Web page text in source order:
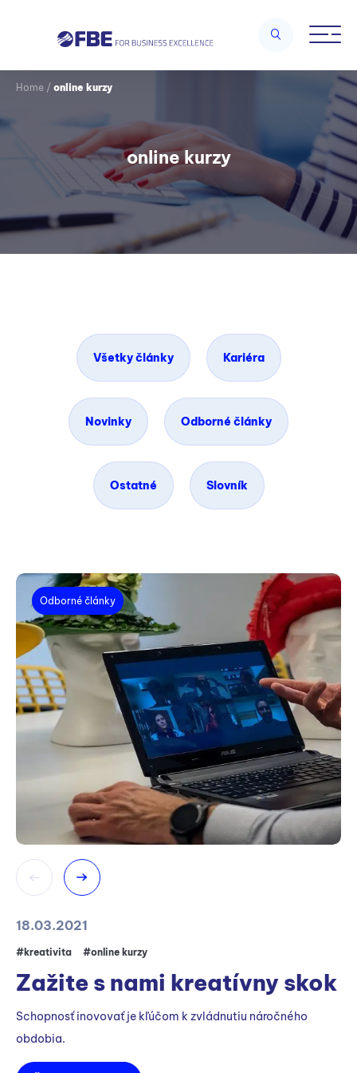
online kurzy
Home / online kurzy
Všetky články Kariéra
Novinky Odborné články
Ostatné Slovník
Odborné články
18.03.2021
#kreativita #online kurzy
Zažite s nami kreatívny skok
Schopnosť inovovať je kľúčom k zvládnutiu náročného
obdobia.